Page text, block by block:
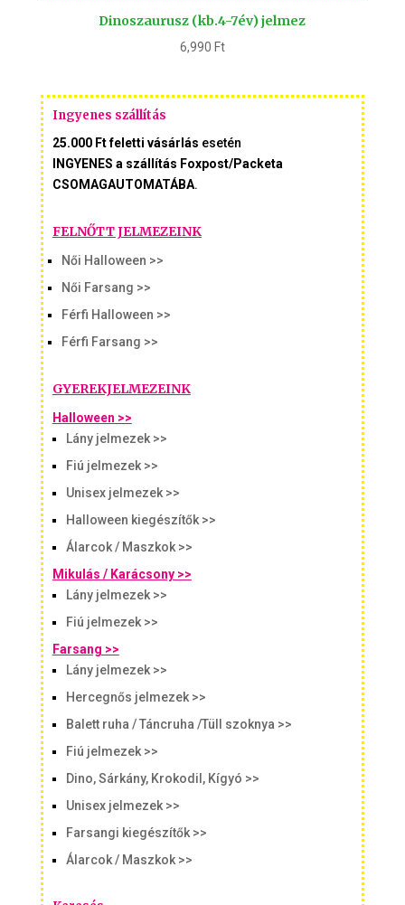
Dinoszaurusz (kb.4-7év) jelmez
6,990 Ft
Ingyenes szállítás
25.000 Ft feletti vásárlás esetén
INGYENES a szállítás Foxpost/Packeta
CSOMAGAUTOMATÁBA.
FELNŐTT JELMEZEINK
Női Halloween >>
Női Farsang >>
Férfi Halloween >>
Férfi Farsang >>
GYEREKJELMEZEINK
Halloween >>
Lány jelmezek >>
Fiú jelmezek >>
Unisex jelmezek >>
Halloween kiegészítők >>
Álarcok / Maszkok >>
Mikulás / Karácsony >>
Lány jelmezek >>
Fiú jelmezek >>
Farsang >>
Lány jelmezek >>
Hercegnős jelmezek >>
Balett ruha / Táncruha /Tüll szoknya >>
Fiú jelmezek >>
Dino, Sárkány, Krokodil, Kígyó >>
Unisex jelmezek >>
Farsangi kiegészítők >>
Álarcok / Maszkok >>